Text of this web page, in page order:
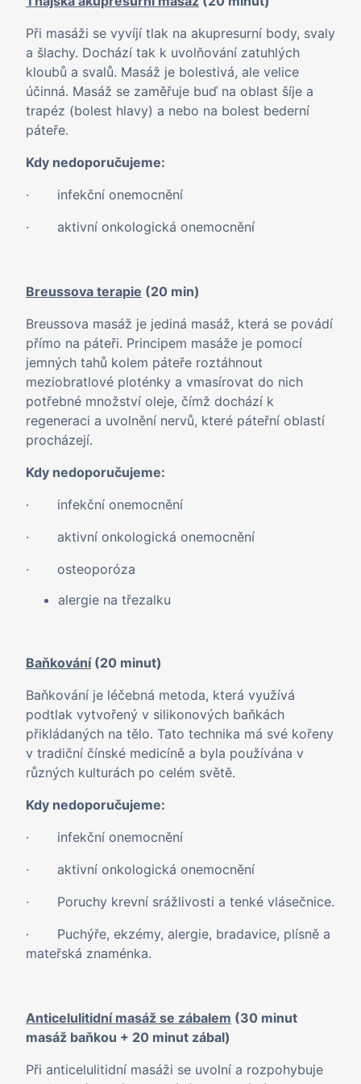
Při masáži se vyvíjí tlak na akupresurní body, svaly
a šlachy. Dochází tak k uvolňování zatuhlých
kloubů a svalů. Masáž je bolestivá, ale velice
účinná. Masáž se zaměřuje buď na oblast šíje a
trapéz (bolest hlavy) a nebo na bolest bederní
páteře.
Kdy nedoporučujeme:
· infekční onemocnění
· aktivní onkologická onemocnění
Breussova terapie (20 min)
Breussova masáž je jediná masáž, která se povádí
přímo na páteři. Principem masáže je pomocí
jemných tahů kolem páteře roztáhnout
meziobratlové ploténky a vmasírovat do nich
potřebné množství oleje, čímž dochází k
regeneraci a uvolnění nervů, které páteřní oblastí
procházejí.
Kdy nedoporučujeme:
· infekční onemocnění
· aktivní onkologická onemocnění
· osteoporóza
alergie na třezalku
Baňkování(20 minut)
Baňkování je léčebná metoda, která využívá
podtlak vytvořený v silikonových baňkách
přikládaných na tělo. Tato technika má své kořeny
v tradiční čínské medicíně a byla používána v
různých kulturách po celém světě.
Kdy nedoporučujeme:
· infekční onemocnění
· aktivní onkologická onemocnění
· Poruchy krevní srážlivosti a tenké vlásečnice.
· Puchýře, ekzémy, alergie, bradavice, plísně a
mateřská znaménka.
Anticelulitidní masáž se zábalem (30 minut
masáž baňkou + 20 minut zábal)
Při anticelulitidní masáži se uvolní a rozpohybuje